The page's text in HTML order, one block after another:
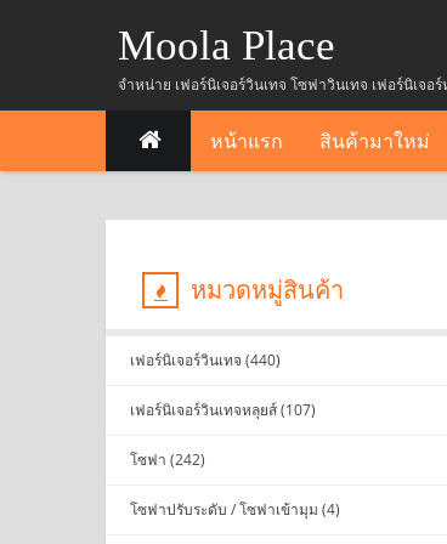
Moola Place
จำหน่าย เฟอร์นิเจอร์วินเทจ โซฟาวินเทจ เฟอร์นิเจ
หน้าแรก สินค้ามาใหม่
หมวดหมู่สินค้า
เฟอร์นิเจอร์วินเทจ (440)
เฟอร์นิเจอร์วินเทจหลุยส์ (107)
โซฟา (242)
โซฟาปรับระดับ / โซฟาเข้ามุม (4)